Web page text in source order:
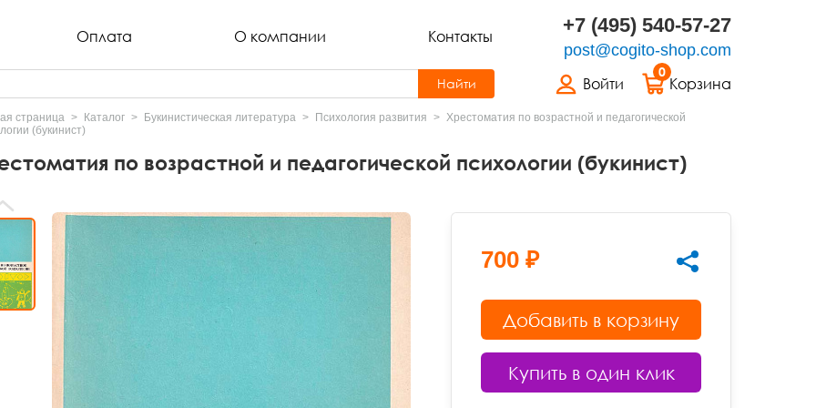
Оплата О компании Контакты +7 (495) 540-57-27
post@cogito-shop.com
Войти
0
Корзина
Найти
страница Каталог Букинистическая литература Психология развития
Хрестоматия по возрастной и педагогической
(букинист)
по возрастной и педагогической психологии (букинист)
700 ₽
Добавить в корзину
Купить в один клик